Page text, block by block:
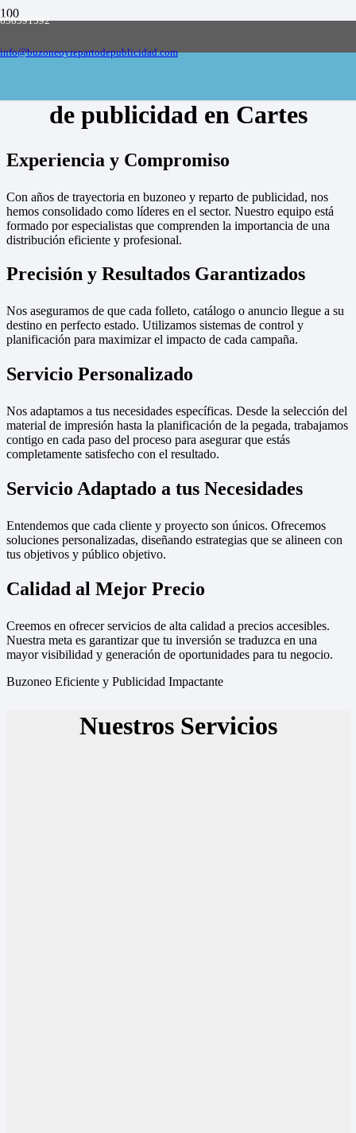
658591592
info@buzoneoyrepartodepublicidad.com
Empresa de buzoneo y reparto de publicidad
de publicidad en Cartes
Experiencia y Compromiso
Con años de trayectoria en buzoneo y reparto de publicidad, nos
hemos consolidado como líderes en el sector. Nuestro equipo está
formado por especialistas que comprenden la importancia de una
distribución eficiente y profesional.
Precisión y Resultados Garantizados
Nos aseguramos de que cada folleto, catálogo o anuncio llegue a su
destino en perfecto estado. Utilizamos sistemas de control y
planificación para maximizar el impacto de cada campaña.
Servicio Personalizado
Nos adaptamos a tus necesidades específicas. Desde la selección del
material de impresión hasta la planificación de la pegada, trabajamos
contigo en cada paso del proceso para asegurar que estás
completamente satisfecho con el resultado.
Servicio Adaptado a tus Necesidades
Entendemos que cada cliente y proyecto son únicos. Ofrecemos
soluciones personalizadas, diseñando estrategias que se alineen con
tus objetivos y público objetivo.
Calidad al Mejor Precio
Creemos en ofrecer servicios de alta calidad a precios accesibles.
Nuestra meta es garantizar que tu inversión se traduzca en una
mayor visibilidad y generación de oportunidades para tu negocio.
Buzoneo Eficiente y Publicidad Impactante
Nuestros Servicios